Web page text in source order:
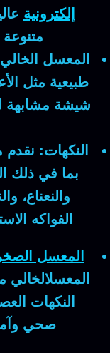
إلكترونية
متنوعة
المعسل
طبيعية مثل
شيشة مشابهة
النكهات: نقدم
بما في ذلك
والنعناع،
الفواكه
المعسل
المعسلالخالي
النكهات
صحي